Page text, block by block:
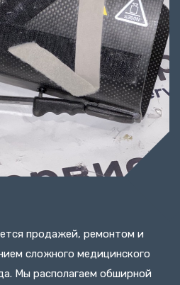
продажей, ремонтом и
сложного медицинского
Мы располагаем обширной